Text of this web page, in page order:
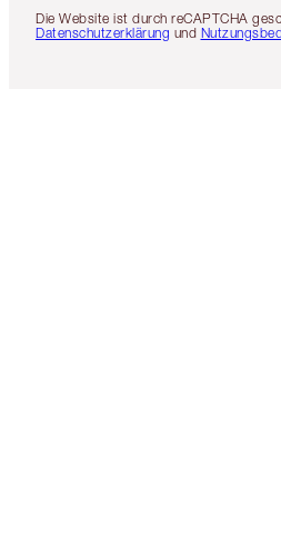
Die Website ist durch reCAPTCHA
Datenschutzerklärung und